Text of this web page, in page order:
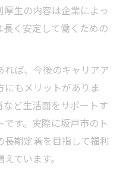
生の内容は企業によっ
く安定して働くための
ば、今後のキャリアア
にもメリットがありま
ど生活面をサポートす
す。実際に坂戸市のト
期定着を目指して福利
ています。